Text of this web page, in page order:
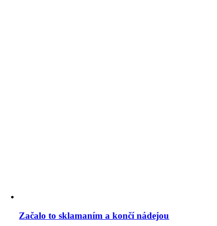
Začalo to sklamaním a končí nádejou